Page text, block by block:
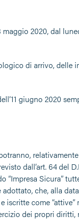
2020, dal
di arrivo, delle
giugno 2020
dall’art. 64 del
“Impresa Sicura”
che, alla
come
dei propri